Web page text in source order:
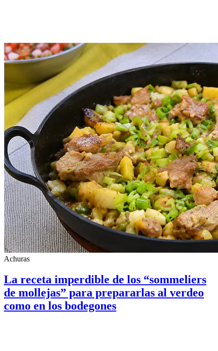
Achuras
La receta imperdible de los “sommeliers
de mollejas” para prepararlas al verdeo
como en los bodegones